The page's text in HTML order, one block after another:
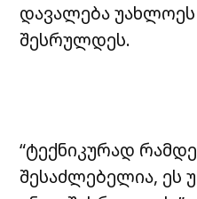
დავალება
შესრულდეს.
“ტექნიკურად
შესაძლებელია, ეს